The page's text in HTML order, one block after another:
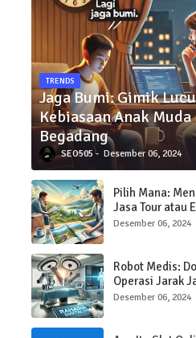
TRENDS
Jaga Bumi: Gimik
Kebiasaan Anak Muda
Begadang
SEO505 Desember 06, 2024
Pilih Mana:
Jasa Tour atau
Sendiri Saat
Desember 06, 2024
Robot Medis:
Operasi Jarak
Hadir di Ruangan
Desember 06, 2024